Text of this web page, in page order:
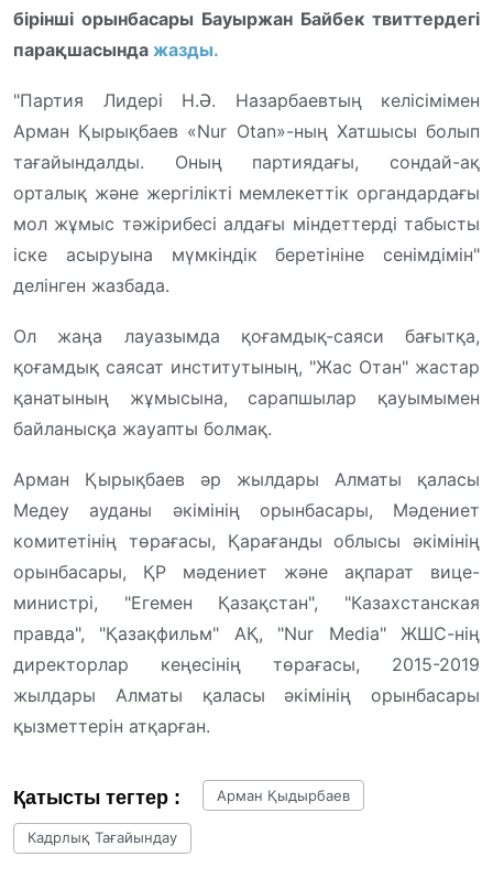
бірінші орынбасары Бауыржан Байбек твиттердегі
парақшасында жазды.
"Партия Лидері Н.Ә. Назарбаевтың келісімімен
Арман Қырықбаев «Nur Otan»-ның Хатшысы болып
тағайындалды. Оның партиядағы, сондай-ақ
орталық және жергілікті мемлекеттік органдардағы
мол жұмыс тәжірибесі алдағы міндеттерді табысты
іске асыруына мүмкіндік беретініне сенімдімін"
делінген жазбада.
Ол жаңа лауазымда қоғамдық-саяси бағытқа,
қоғамдық саясат институтының, "Жас Отан" жастар
қанатының жұмысына, сарапшылар қауымымен
байланысқа жауапты болмақ.
Арман Қырықбаев әр жылдары Алматы қаласы
Медеу ауданы әкімінің орынбасары, Мәдениет
комитетінің төрағасы, Қарағанды облысы әкімінің
орынбасары, ҚР мәдениет және ақпарат вице-
министрі, "Егемен Қазақстан", "Казахстанская
правда", "Қазақфильм" АҚ, "Nur Media" ЖШС-нің
директорлар кеңесінің төрағасы, 2015-2019
жылдары Алматы қаласы әкімінің орынбасары
қызметтерін атқарған.
Қатысты тегтер : Арман Қыдырбаев
Кадрлық Тағайындау